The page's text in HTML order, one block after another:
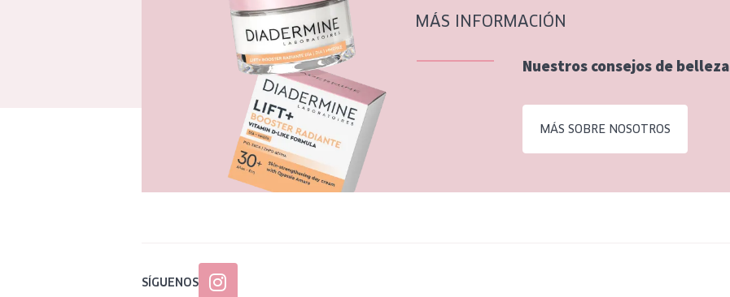
MÁS INFORMACIÓN
Nuestros consejos de belleza
MÁS SOBRE NOSOTROS
SÍGUENOS